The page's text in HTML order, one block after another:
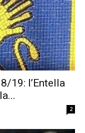
19: l’Entella
2